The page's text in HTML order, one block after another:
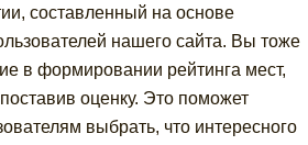
составленный на основе
нашего сайта. Вы тоже
в формировании рейтинга мест,
оценку. Это поможет
выбрать, что интересного